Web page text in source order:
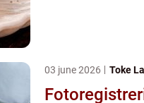
03 june 2026 Toke